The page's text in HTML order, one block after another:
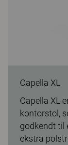
Capella XL
Capella XL
kontorstol,
godkendt til
ekstra